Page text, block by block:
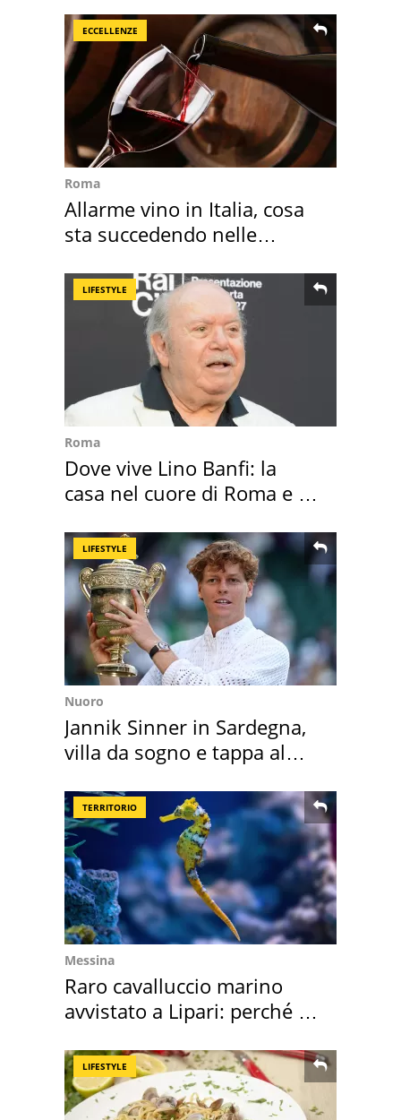
ECCELLENZE
Roma
Allarme vino in Italia, cosa
sta succedendo nelle
LIFESTYLE
Roma
Dove vive Lino Banfi: la
casa nel cuore di Roma e i
LIFESTYLE
Nuoro
Jannik Sinner in Sardegna,
villa da sogno e tappa al
TERRITORIO
Messina
Raro cavalluccio marino
avvistato a Lipari: perché è
LIFESTYLE